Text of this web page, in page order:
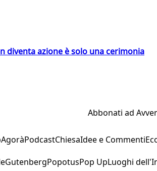
diventa azione è solo una cerimonia
Abbonati ad
AgoràPodcastChiesaIdee e Commenti
GutenbergPopotusPop UpLuoghi